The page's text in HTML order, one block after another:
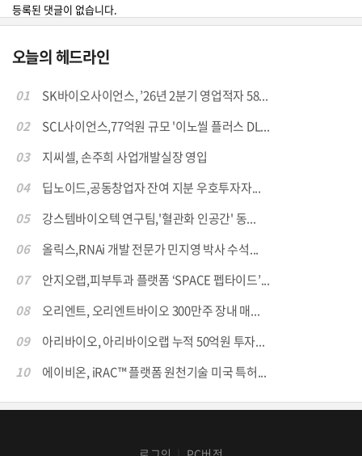
등록된 댓글이 없습니다.
오늘의 헤드라인
01
SK바이오사이언스, ’26년 2분기 영업적자 58...
02
SCL사이언스,77억원 규모 '이노씰 플러스 DL...
03
지씨셀, 손주희 사업개발실장 영입
04
딥노이드,공동창업자 잔여 지분 우호투자자...
05
강스템바이오텍 연구팀,'혈관화 인공간' 동...
06
올릭스,RNAi 개발 전문가 민지영 박사 수석...
07
안지오랩,피부투과 플랫폼 ‘SPACE 펩타이드’...
08
오리엔트, 오리엔트바이오 300만주 장내 매...
09
아리바이오, 아리바이오랩 누적 50억원 투자...
10
에이비온, iRAC™ 플랫폼 원천기술 미국 특허...